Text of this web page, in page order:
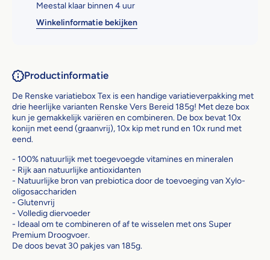
Meestal klaar binnen 4 uur
Winkelinformatie bekijken
Productinformatie
De Renske variatiebox Tex is een handige variatieverpakking met
drie heerlijke varianten Renske Vers Bereid 185g! Met deze box
kun je gemakkelijk variëren en combineren. De box bevat 10x
konijn met eend (graanvrij), 10x kip met rund en 10x rund met
eend.
- 100% natuurlijk met toegevoegde vitamines en mineralen
- Rijk aan natuurlijke antioxidanten
- Natuurlijke bron van prebiotica door de toevoeging van Xylo-
oligosacchariden
- Glutenvrij
- Volledig diervoeder
- Ideaal om te combineren of af te wisselen met ons Super
Premium Droogvoer.
De doos bevat 30 pakjes van 185g.